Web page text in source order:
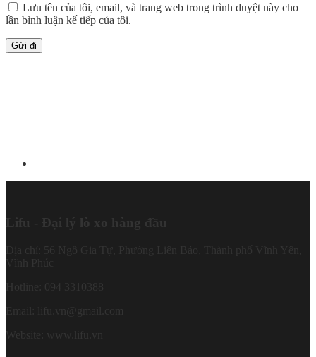
Lưu tên của tôi, email, và trang web trong trình duyệt này cho
lần bình luận kế tiếp của tôi.
Lifu - Đại lý lò xo hàng đầu
Địa chỉ: 56 Ngô Gia Tự, Phường Liên Bảo, Thành phố Vĩnh Yên,
Hotline: 094 3310388